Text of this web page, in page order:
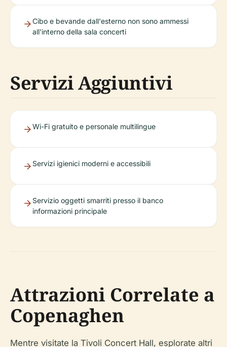
Cibo e bevande dall'esterno non sono ammessi
all'interno della sala concerti
Servizi Aggiuntivi
Wi-Fi gratuito e personale multilingue
Servizi igienici moderni e accessibili
Servizio oggetti smarriti presso il banco
informazioni principale
Attrazioni Correlate a
Copenaghen
Mentre visitate la Tivoli Concert Hall, esplorate altri